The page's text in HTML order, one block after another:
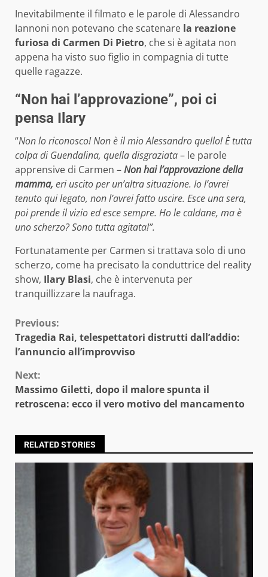
Inevitabilmente il filmato e le parole di Alessandro
Iannoni non potevano che scatenare la reazione
furiosa di Carmen Di Pietro, che si è agitata non
appena ha visto suo figlio in compagnia di tutte
quelle ragazze.
“Non hai l’approvazione”, poi ci
pensa Ilary
“Non lo riconosco! Non è il mio Alessandro quello! È tutta
colpa di Guendalina, quella disgraziata– le parole
apprensive di Carmen –Non hai l’approvazione della
mamma, eri uscito per un’altra situazione. Io l’avrei
tenuto qui legato, non l’avrei fatto uscire. Esce una sera,
poi prende il vizio ed esce sempre. Ho le caldane, ma è
uno scherzo? Sono tutta agitata!”.
Fortunatamente per Carmen si trattava solo di uno
scherzo, come ha precisato la conduttrice del reality
show, Ilary Blasi, che è intervenuta per
tranquillizzare la naufraga.
Continue
Reading
Previous:
Tragedia Rai, telespettatori distrutti dall’addio:
l’annuncio all’improvviso
Next:
Massimo Giletti, dopo il malore spunta il
retroscena: ecco il vero motivo del mancamento
RELATED STORIES